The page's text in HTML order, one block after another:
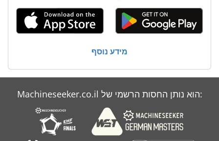
מידע נוסף
Machineseeker.co.il הוא נותן החסות הרשמי של: